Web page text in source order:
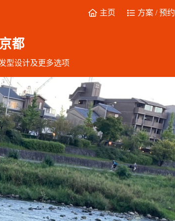
主页 方案 / 预约
都
型设计及更多选项